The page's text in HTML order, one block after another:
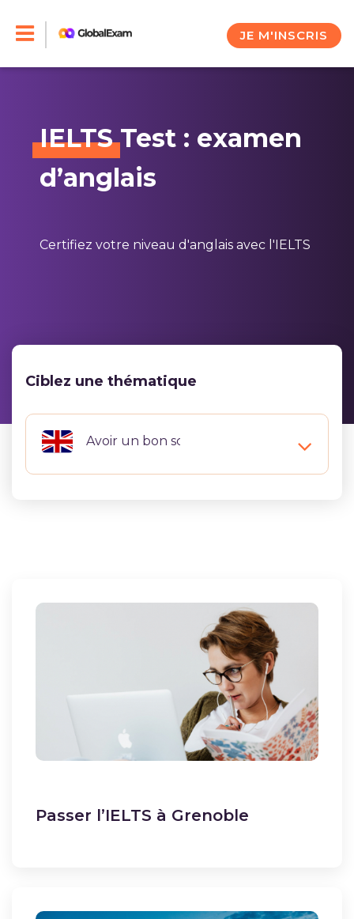
JE M'INSCRIS
IELTSTest : examen
d’anglais
Certifiez votre niveau d'anglais avec l'IELTS
Ciblez une thématique
Avoir un bon score IELTS
Passer l’IELTS à Grenoble